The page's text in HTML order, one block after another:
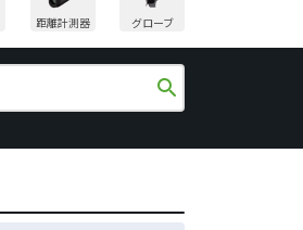
距離計測器 グローブ
search